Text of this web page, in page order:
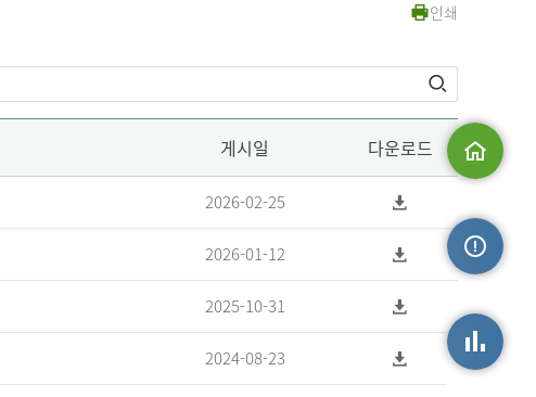
맵
인쇄
게시일 다운로드
2026-02-25
2026-01-12
2025-10-31
2024-08-23